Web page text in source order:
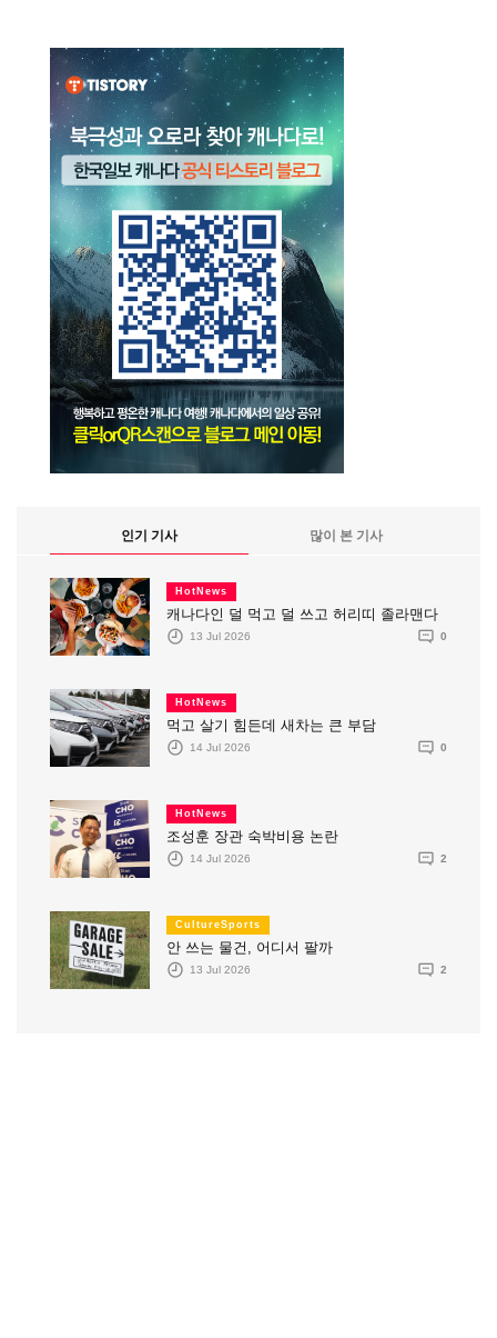
인기 기사 많이 본 기사
HotNews
캐나다인 덜 먹고 덜 쓰고 허리띠 졸라맨다
13 Jul 2026 0
HotNews
먹고 살기 힘든데 새차는 큰 부담
14 Jul 2026 0
HotNews
조성훈 장관 숙박비용 논란
14 Jul 2026 2
CultureSports
안 쓰는 물건, 어디서 팔까
13 Jul 2026 2